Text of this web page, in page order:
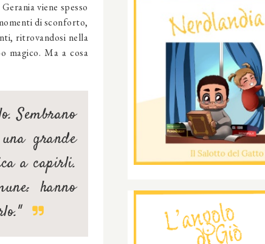
viene spesso
di sconforto,
ritrovandosi nella
magico. Ma a cosa
Sembrano
grande
a capirli.
hanno